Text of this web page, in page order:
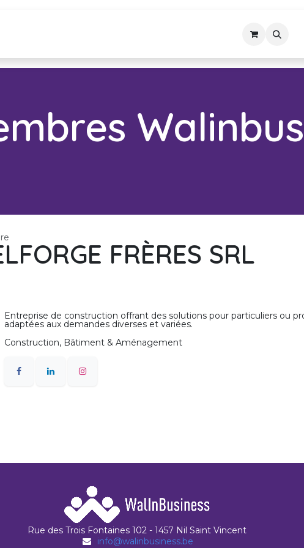
FRÈRES SRL
Entreprise de construction offrant des solutions pour particuliers ou
adaptées aux demandes diverses et variées.
Construction, Bâtiment & Aménagement
Rue des Trois Fontaines 102 - 1457 Nil Saint Vincent
info@walinbusiness.be